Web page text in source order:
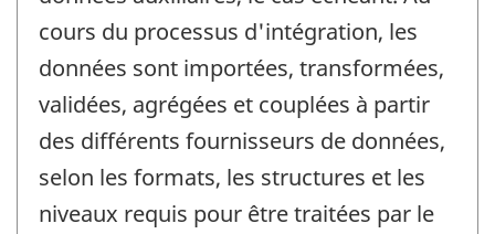
cours du processus d'intégration, les
données sont importées, transformées,
validées, agrégées et couplées à partir
des différents fournisseurs de données,
selon les formats, les structures et les
niveaux requis pour être traitées par le